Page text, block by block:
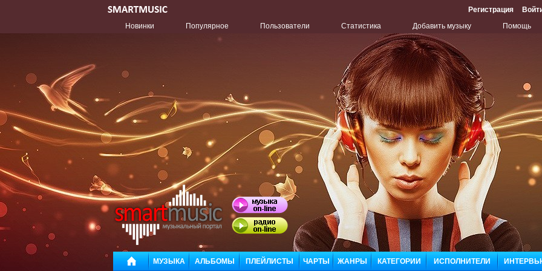
Регистрация
Новинки
Популярное Пользователи Статистика Добавить музыку Помощь
МУЗЫКА АЛЬБОМЫ ПЛЕЙЛИСТЫ ЧАРТЫ ЖАНРЫ КАТЕГОРИИ ИСПОЛНИТЕЛИ